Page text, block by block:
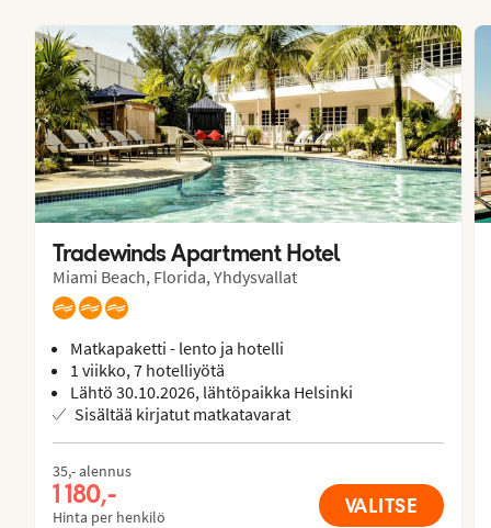
Tradewinds Apartment Hotel
Miami Beach, Florida, Yhdysvallat
Matkapaketti - lento ja hotelli
1 viikko, 7 hotelliyötä
Lähtö 30.10.2026, lähtöpaikka Helsinki
Sisältää kirjatut matkatavarat
35,- alennus
1 180,-
Hinta per henkilö VALITSE